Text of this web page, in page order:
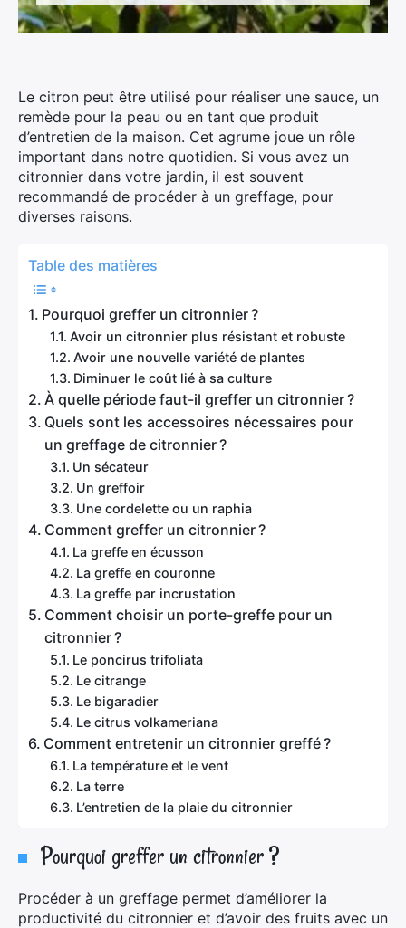
Le citron peut être utilisé pour réaliser une sauce, un
remède pour la peau ou en tant que produit
d’entretien de la maison. Cet agrume joue un rôle
important dans notre quotidien. Si vous avez un
citronnier dans votre jardin, il est souvent
recommandé de procéder à un greffage, pour
diverses raisons.
Table des matières
Pourquoi greffer un citronnier ?
Avoir un citronnier plus résistant et robuste
Avoir une nouvelle variété de plantes
Diminuer le coût lié à sa culture
À quelle période faut-il greffer un citronnier ?
Quels sont les accessoires nécessaires pour
un greffage de citronnier ?
Un sécateur
Un greffoir
Une cordelette ou un raphia
Comment greffer un citronnier ?
La greffe en écusson
La greffe en couronne
La greffe par incrustation
Comment choisir un porte-greffe pour un
citronnier ?
Le poncirus trifoliata
Le citrange
Le bigaradier
Le citrus volkameriana
Comment entretenir un citronnier greffé ?
La température et le vent
La terre
L’entretien de la plaie du citronnier
Pourquoi greffer un citronnier ?
Procéder à un greffage permet d’améliorer la
productivité du citronnier et d’avoir des fruits avec un